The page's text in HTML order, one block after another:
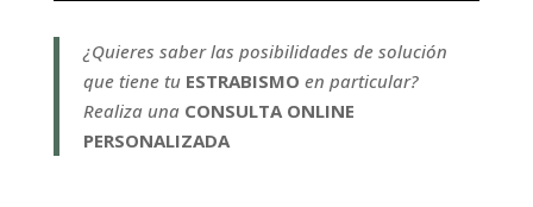
¿Quieres saber las posibilidades de solución
que tiene tu ESTRABISMO en particular?
Realiza una CONSULTA ONLINE
PERSONALIZADA